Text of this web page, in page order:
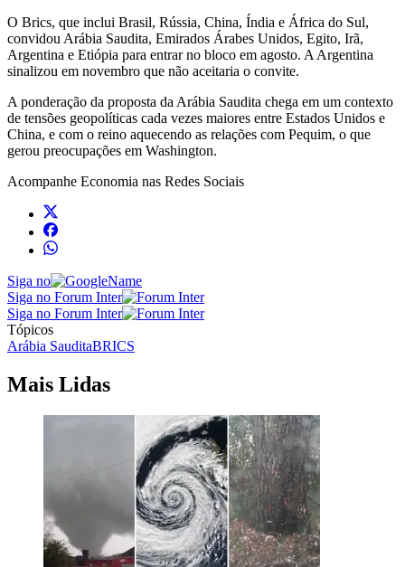
O Brics, que inclui Brasil, Rússia, China, Índia e África do Sul,
convidou Arábia Saudita, Emirados Árabes Unidos, Egito, Irã,
Argentina e Etiópia para entrar no bloco em agosto. A Argentina
sinalizou em novembro que não aceitaria o convite.
A ponderação da proposta da Arábia Saudita chega em um contexto
de tensões geopolíticas cada vezes maiores entre Estados Unidos e
China, e com o reino aquecendo as relações com Pequim, o que
gerou preocupações em Washington.
Acompanhe Economia nas Redes Sociais
Siga no
Siga no Forum Inter
Siga no Forum Inter
Tópicos
Arábia SauditaBRICS
Mais Lidas